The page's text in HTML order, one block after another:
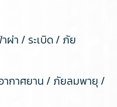
ผ่า / ระเบิด / ภัย
ากาศยาน / ภัยลมพายุ /